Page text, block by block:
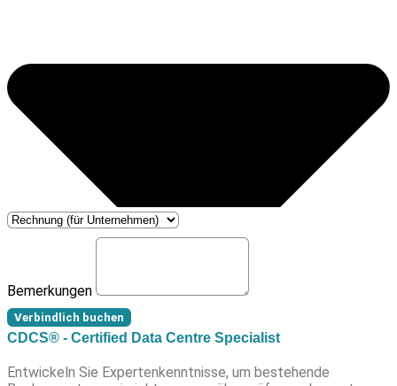
Bemerkungen
Verbindlich buchen
CDCS® - Certified Data Centre Specialist
Entwickeln Sie Expertenkenntnisse, um bestehende